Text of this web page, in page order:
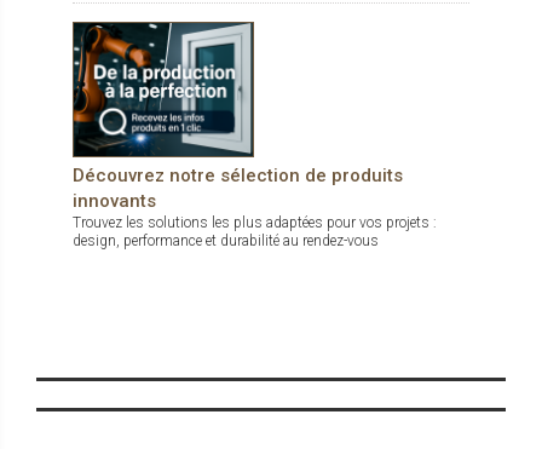
Quand la logistique renforce la
performance des ateliers
A l’heure de l’automatisation progressive
des lignes de production, la logistique
s’avère un axe majeur de rentabilité tout en
sécurisant la chaîne de production et les
opérateurs.
Le marché des grandes dimensions déploie
des baies coulissantes fortes en caractère
Découvrez notre sélection de produits
innovants
Trouvez les solutions les plus adaptées pour vos projets :
design, performance et durabilité au rendez-vous